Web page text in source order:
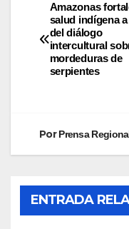
Amazonas
salud indígena
del diálogo
intercultural
mordeduras de
serpientes
PorPrensa
ENTRADA